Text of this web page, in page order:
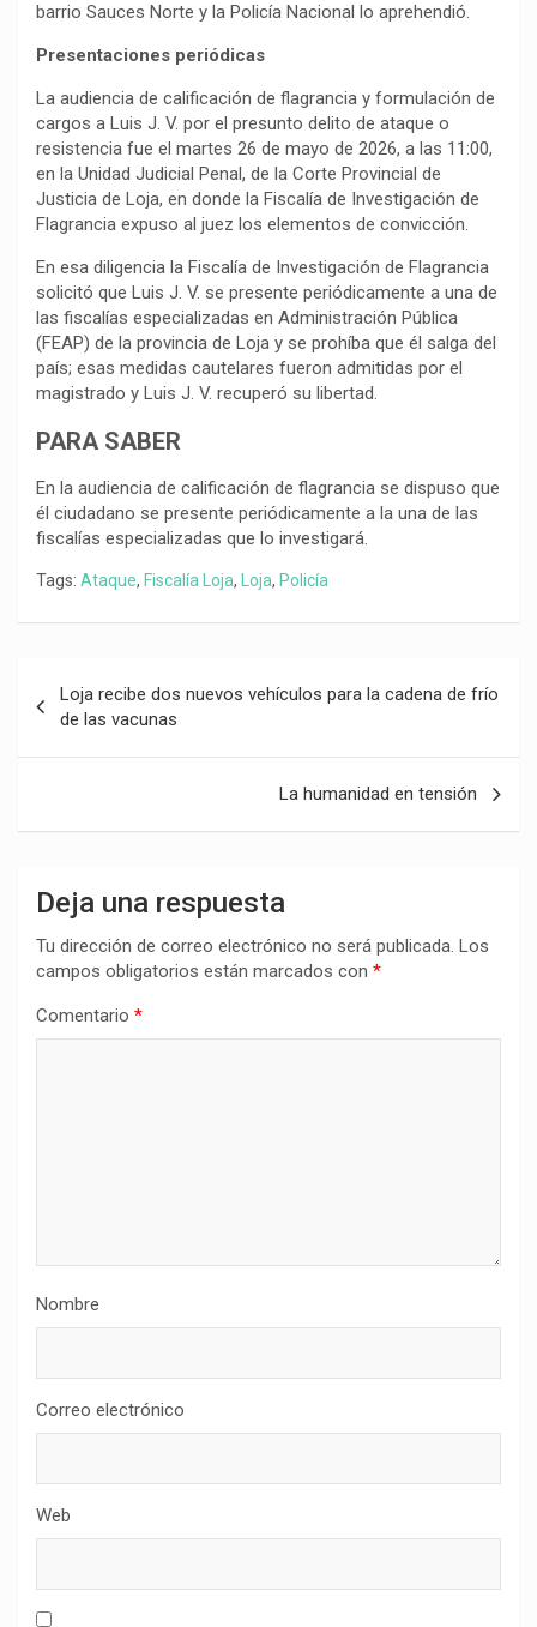
barrio Sauces Norte y la Policía Nacional lo aprehendió.
Presentaciones periódicas
La audiencia de calificación de flagrancia y formulación de
cargos a Luis J. V. por el presunto delito de ataque o
resistencia fue el martes 26 de mayo de 2026, a las 11:00,
en la Unidad Judicial Penal, de la Corte Provincial de
Justicia de Loja, en donde la Fiscalía de Investigación de
Flagrancia expuso al juez los elementos de convicción.
En esa diligencia la Fiscalía de Investigación de Flagrancia
solicitó que Luis J. V. se presente periódicamente a una de
las fiscalías especializadas en Administración Pública
(FEAP) de la provincia de Loja y se prohíba que él salga del
país; esas medidas cautelares fueron admitidas por el
magistrado y Luis J. V. recuperó su libertad.
PARA SABER
En la audiencia de calificación de flagrancia se dispuso que
él ciudadano se presente periódicamente a la una de las
fiscalías especializadas que lo investigará.
Tags: Ataque, Fiscalía Loja, Loja, Policía
de
entradas
Loja recibe dos nuevos vehículos para la cadena de frío
de las vacunas
La humanidad en tensión
Deja una respuesta
Tu dirección de correo electrónico no será publicada. Los
campos obligatorios están marcados con *
Comentario *
Nombre
Correo electrónico
Web